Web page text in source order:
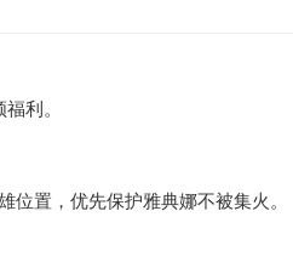
利。
置，优先保护雅典娜不被集火。